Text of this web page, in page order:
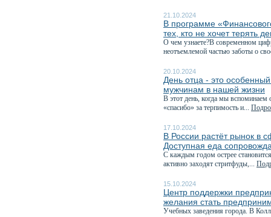
21.10.2024
В программе
тех, кто не хочет терять
О чем узнаете?В современном
неотъемлемой частью заботы о
20.10.2024
День отца - это
мужчинам в нашей жизни
В этот день, когда мы вспоминаем
«спасибо» за терпимость и...
17.10.2024
В России растёт рынок в
Доступная еда
С каждым годом острее
активно заходят стритфуды,...
15.10.2024
Центр поддержки
желания стать
Учебных заведения города. В